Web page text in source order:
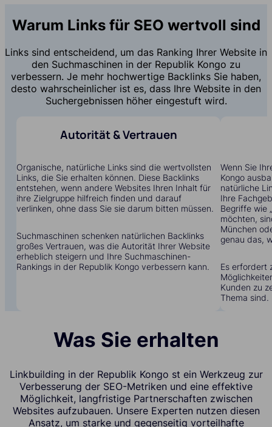
Warum Links für SEO wertvoll sind
Links sind entscheidend, um das Ranking Ihrer Website in
den Suchmaschinen in der Republik Kongo zu
verbessern. Je mehr hochwertige Backlinks Sie haben,
desto wahrscheinlicher ist es, dass Ihre Website in den
Suchergebnissen höher eingestuft wird.
Autorität & Vertrauen
Organische, natürliche Links sind die wertvollsten
Links, die Sie erhalten können. Diese Backlinks
entstehen, wenn andere Websites Ihren Inhalt für
ihre Zielgruppe hilfreich finden und darauf
verlinken, ohne dass Sie sie darum bitten müssen.
Suchmaschinen schenken natürlichen Backlinks
großes Vertrauen, was die Autorität Ihrer Website
erheblich steigern und Ihre Suchmaschinen-
Rankings in der Republik Kongo verbessern kann.
Wenn Sie
Kongo
natürliche
Ihre
Begriffe wie
möchten,
München
genau das,
Es erfordert
Kunden zu
Thema sind.
Was Sie erhalten
Linkbuilding in der Republik Kongo st ein Werkzeug zur
Verbesserung der SEO-Metriken und eine effektive
Möglichkeit, langfristige Partnerschaften zwischen
Websites aufzubauen. Unsere Experten nutzen diesen
Ansatz, um starke und gegenseitig vorteilhafte